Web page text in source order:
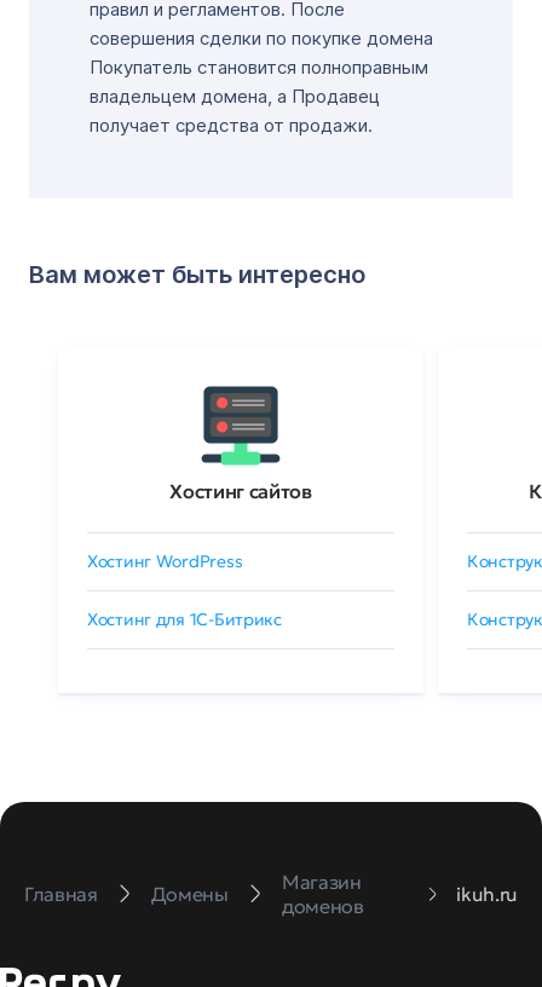
правил и регламентов. После
совершения сделки по покупке домена
Покупатель становится полноправным
владельцем домена, а Продавец
получает средства от продажи.
Вам может быть интересно
Хостинг сайтов
Хостинг WordPress
Хостинг для 1C-Битрикс
Главная Домены
Магазин
доменов
ikuh.ru